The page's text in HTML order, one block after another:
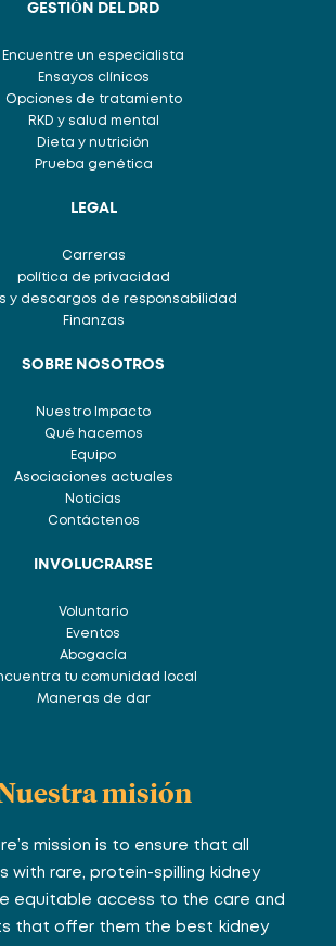
GESTIÓN DEL DRD
Encuentre un especialista
Ensayos clínicos
Opciones de tratamiento
RKD y salud mental
Dieta y nutrición
Prueba genética
LEGAL
Carreras
política de privacidad
y descargos de responsabilidad
Finanzas
SOBRE NOSOTROS
Nuestro Impacto
Qué hacemos
Equipo
Asociaciones actuales
Noticias
Contáctenos
INVOLUCRARSE
Voluntario
Eventos
Abogacía
tu comunidad local
Maneras de dar
misión
mission is to ensure that all
with rare, protein-spilling kidney
equitable access to the care and
that offer them the best kidney